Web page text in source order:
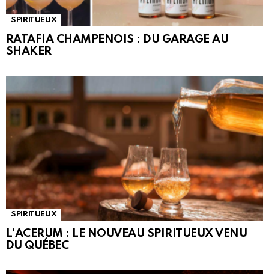
SPIRITUEUX
RATAFIA CHAMPENOIS : DU GARAGE AU
SHAKER
SPIRITUEUX
L’ACERUM : LE NOUVEAU SPIRITUEUX VENU
DU QUÉBEC